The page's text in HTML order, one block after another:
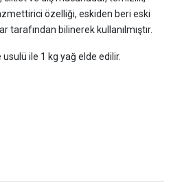
özelliği, eskiden beri eski
tarafından bilinerek kullanılmıştır.
ile 1 kg yağ elde edilir.